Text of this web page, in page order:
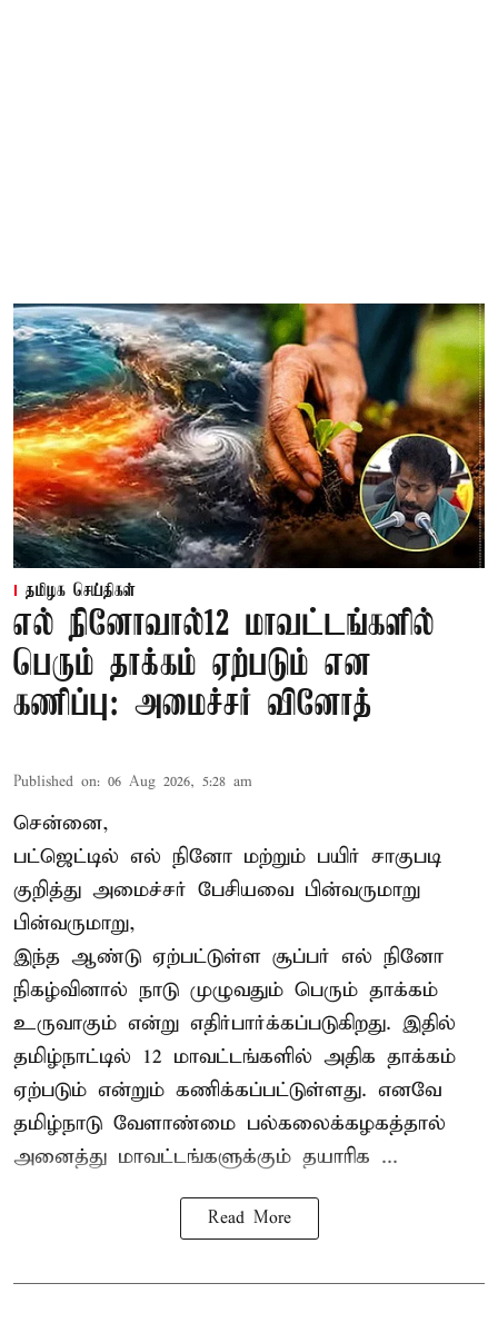
தமிழக செய்திகள்
எல் நினோவால்12 மாவட்டங்களில்
பெரும் தாக்கம் ஏற்படும் என
கணிப்பு: அமைச்சர் வினோத்
Published on: 06 Aug 2026, 5:28 am
சென்னை,
பட்ஜெட்டில் எல் நினோ மற்றும் பயிர் சாகுபடி
குறித்து அமைச்சர் பேசியவை பின்வருமாறு
பின்வருமாறு,
இந்த ஆண்டு ஏற்பட்டுள்ள சூப்பர் எல் நினோ
நிகழ்வினால் நாடு முழுவதும் பெரும் தாக்கம்
உருவாகும் என்று எதிர்பார்க்கப்படுகிறது. இதில்
தமிழ்நாட்டில் 12 மாவட்டங்களில் அதிக தாக்கம்
ஏற்படும் என்றும் கணிக்கப்பட்டுள்ளது. எனவே
தமிழ்நாடு வேளாண்மை பல்கலைக்கழகத்தால்
அனைத்து மாவட்டங்களுக்கும் தயாரிக ...
Read More